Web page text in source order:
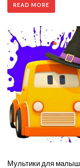
READ MORE
Мультики для